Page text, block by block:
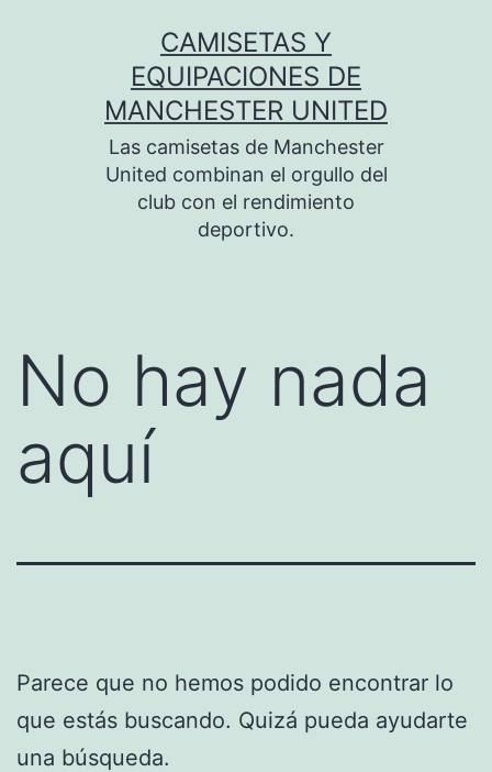
CAMISETAS Y
EQUIPACIONES DE
MANCHESTER UNITED
Las camisetas de Manchester
United combinan el orgullo del
club con el rendimiento
deportivo.
No hay nada
aquí
Parece que no hemos podido encontrar lo
que estás buscando. Quizá pueda ayudarte
una búsqueda.